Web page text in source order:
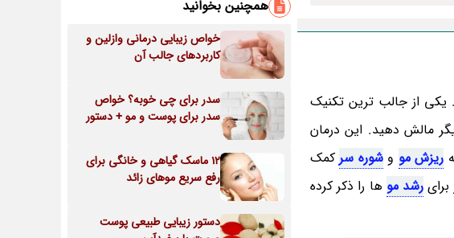
یکی از جالب ترین تکنیک
های خود را به یکدیگر مالش دهید. این درمان
ریزش مو وشوره سرکمک
رشد مو ها را ذکر کرده
همچنین بخوانید
خواص زیبایی درمانی وازلین و
کاربردهای جالب آن
سدر برای چی خوبه؟ خواص
سدر برای پوست و مو + دستور
12 ماسک گیاهی و خانگی برای
رفع سریع موهای زائد
دستور زیبایی طبیعی پوست